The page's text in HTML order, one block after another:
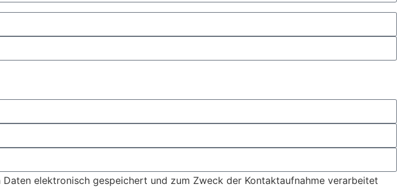
elektronisch gespeichert und zum Zweck der Kontaktaufnahme verarbeitet